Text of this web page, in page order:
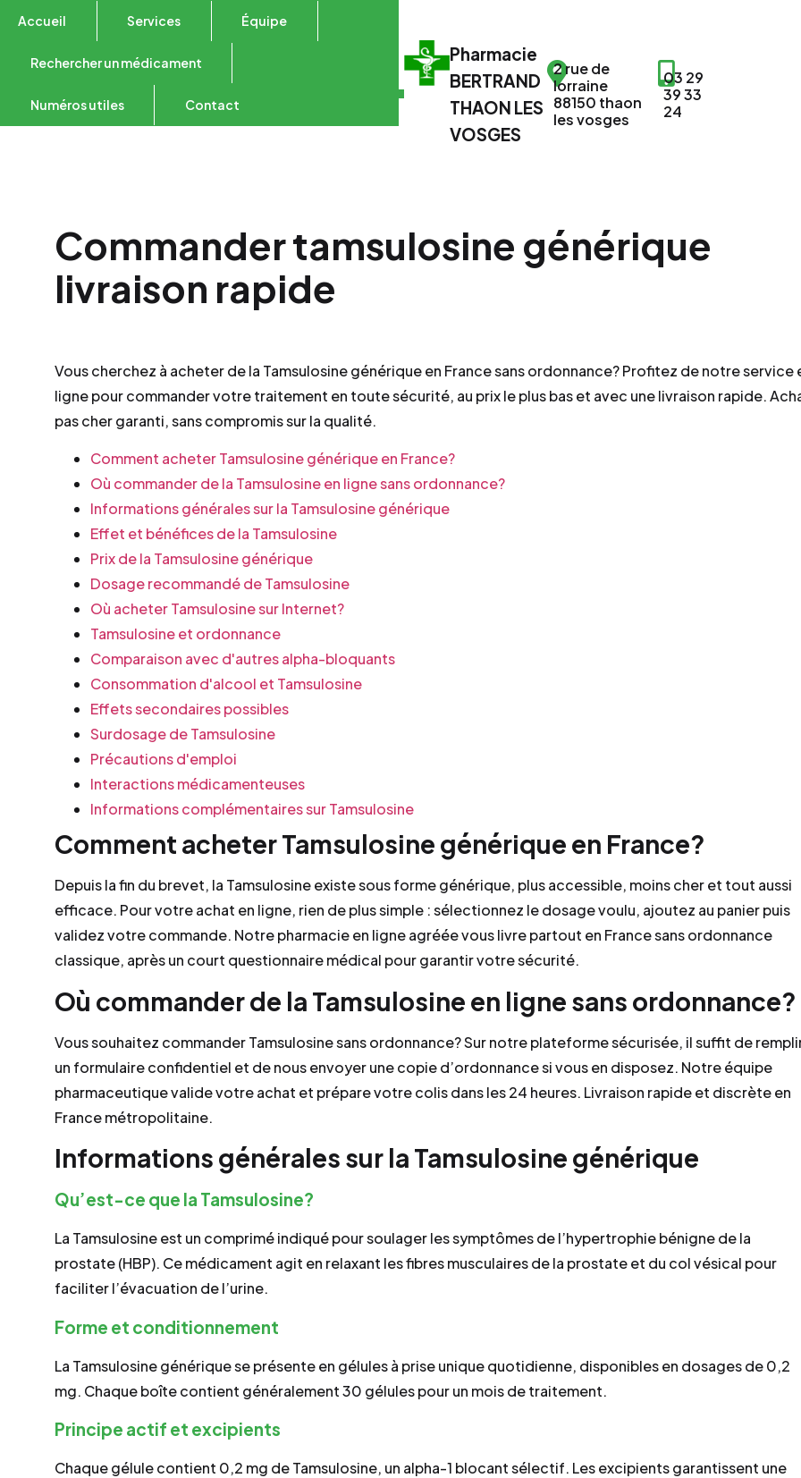
Pharmacie
BERTRAND
THAON LES
VOSGES
2 rue de
lorraine
88150 thaon
les vosges
03 29
39 33
24
Accueil Services Équipe
Rechercher un médicament
Numéros utiles Contact
Commander tamsulosine générique
livraison rapide
Vous cherchez à acheter de la Tamsulosine générique en France sans ordonnance? Profitez de notre service
ligne pour commander votre traitement en toute sécurité, au prix le plus bas et avec une livraison rapide.
pas cher garanti, sans compromis sur la qualité.
Comment acheter Tamsulosine générique en France?
Où commander de la Tamsulosine en ligne sans ordonnance?
Informations générales sur la Tamsulosine générique
Effet et bénéfices de la Tamsulosine
Prix de la Tamsulosine générique
Dosage recommandé de Tamsulosine
Où acheter Tamsulosine sur Internet?
Tamsulosine et ordonnance
Comparaison avec d'autres alpha-bloquants
Consommation d'alcool et Tamsulosine
Effets secondaires possibles
Surdosage de Tamsulosine
Précautions d'emploi
Interactions médicamenteuses
Informations complémentaires sur Tamsulosine
Comment acheter Tamsulosine générique en France?
Depuis la fin du brevet, la Tamsulosine existe sous forme générique, plus accessible, moins cher et tout aussi
efficace. Pour votre achat en ligne, rien de plus simple : sélectionnez le dosage voulu, ajoutez au panier puis
validez votre commande. Notre pharmacie en ligne agréée vous livre partout en France sans ordonnance
classique, après un court questionnaire médical pour garantir votre sécurité.
Où commander de la Tamsulosine en ligne sans ordonnance?
Vous souhaitez commander Tamsulosine sans ordonnance? Sur notre plateforme sécurisée, il suffit de
un formulaire confidentiel et de nous envoyer une copie d’ordonnance si vous en disposez. Notre équipe
pharmaceutique valide votre achat et prépare votre colis dans les 24 heures. Livraison rapide et discrète en
France métropolitaine.
Informations générales sur la Tamsulosine générique
Qu’est-ce que la Tamsulosine?
La Tamsulosine est un comprimé indiqué pour soulager les symptômes de l’hypertrophie bénigne de la
prostate (HBP). Ce médicament agit en relaxant les fibres musculaires de la prostate et du col vésical pour
faciliter l’évacuation de l’urine.
Forme et conditionnement
La Tamsulosine générique se présente en gélules à prise unique quotidienne, disponibles en dosages de 0,2
mg. Chaque boîte contient généralement 30 gélules pour un mois de traitement.
Principe actif et excipients
Chaque gélule contient 0,2 mg de Tamsulosine, un alpha-1 blocant sélectif. Les excipients garantissent une